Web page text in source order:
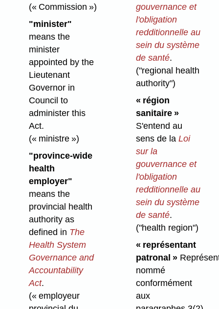
(« Commission »)
"minister"
means the
minister
appointed by the
Lieutenant
Governor in
Council to
administer this
Act.
(« ministre »)
"province-wide
health
employer"
means the
provincial health
authority as
defined in The
Health System
Governance and
Accountability
Act.
(« employeur
gouvernance et
l'obligation
redditionnelle au
sein du système
de santé.
("regional health
authority")
« région
sanitaire »
S'entend au
sens de la Loi
sur la
gouvernance et
l'obligation
redditionnelle au
sein du système
de santé.
("health region")
« représentant
patronal »
nommé
conformément
aux